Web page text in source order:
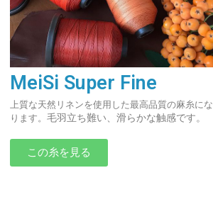
MeiSi Super Fine
上質な天然リネンを使用した最高品質の麻糸にな
ります。 毛羽立ち難い、滑らかな触感です。
この糸を見る